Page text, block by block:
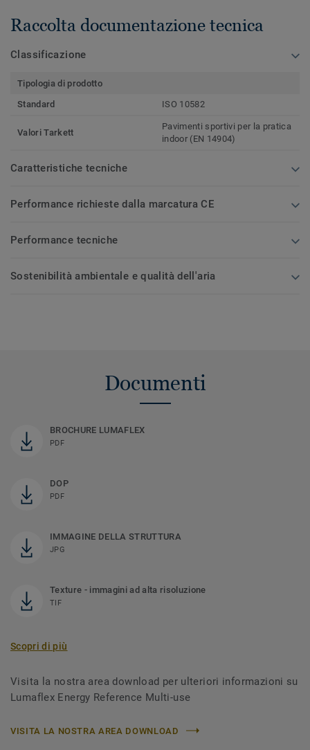
Raccolta documentazione tecnica
Classificazione
Tipologia di prodotto
Standard
ISO 10582
Valori Tarkett
Pavimenti sportivi per la pratica
indoor (EN 14904)
Caratteristiche tecniche
Performance richieste dalla marcatura CE
Performance tecniche
Sostenibilità ambientale e qualità dell'aria
Documenti
BROCHURE LUMAFLEX
PDF
DOP
PDF
IMMAGINE DELLA STRUTTURA
JPG
Texture - immagini ad alta risoluzione
TIF
Scopri di più
Visita la nostra area download per ulteriori informazioni su
Lumaflex Energy Reference Multi-use
VISITA LA NOSTRA AREA DOWNLOAD